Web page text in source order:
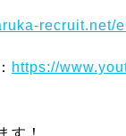
recruit.net/
https://
す！